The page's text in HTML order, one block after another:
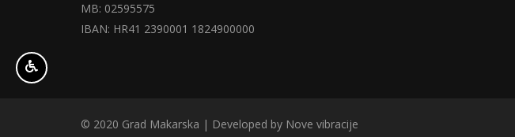
MB: 02595575
IBAN: HR41 2390001 1824900000
© 2020 Grad Makarska | Developed by Nove vibracije